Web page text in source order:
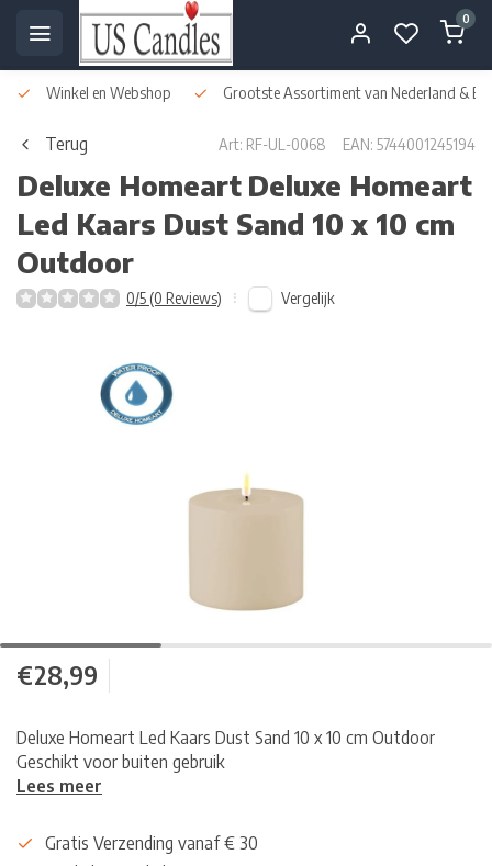
0
Winkel en Webshop Grootste Assortiment van Nederland &
Terug Art: RF-UL-0068 EAN: 5744001245194
Deluxe Homeart Deluxe Homeart
Led Kaars Dust Sand 10 x 10 cm
Outdoor
0/5 (0 Reviews) Vergelijk
€28,99
Deluxe Homeart Led Kaars Dust Sand 10 x 10 cm Outdoor
Geschikt voor buiten gebruik
Lees meer
Gratis Verzending vanaf € 30